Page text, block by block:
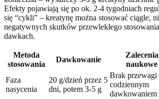
Efekty pojawiają się po ok. 2-4 tygodniach
się “cykli” – kreatynę można stosować ciągle,
negatywnych skutków przewlekłego
dawkach.
Metoda
stosowania
Dawkowanie
Zalecenia
naukowe
Faza
nasycenia
20 g/dzień przez 5
dni, potem 3-5 g
Brak przewagi
codziennym
dawkowaniem